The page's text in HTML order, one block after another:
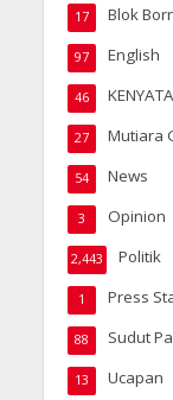
Blok
17
English
97
46
Mutiara
27
News
54
Opinion
3
Politik
2,443
Press
1
Sudut
88
Ucapan
13